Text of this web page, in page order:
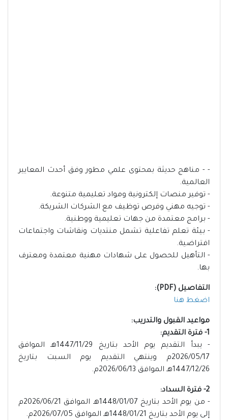
- - مناهج حديثة بمحتوى علمي مطور وفق أحدث المعايير
العالمية.
- توفير منصات إلكترونية ومواد تعليمية متنوعة.
- توجيه مهني وفرص توظيف مع الشركات الشريكة.
- برامج معتمدة من جهات تعليمية ووطنية.
- بيئة تعلم تفاعلية تشمل منتديات ونقاشات واجتماعات
افتراضية.
- التأهيل للحصول على شهادات مهنية معتمدة ومعترف
بها.
التفاصيل (PDF):
اضغط هنا
مواعيد القبول والتدريب:
1- فترة التقديم:
- يبدأ التقديم يوم الأحد بتاريخ 1447/11/29هـ الموافق
2026/05/17م وينتهي التقديم يوم السبت بتاريخ
1447/12/26هـ الموافق 2026/06/13م.
2- فترة السداد:
- من يوم الأحد بتاريخ 1448/01/07هـ الموافق 2026/06/21م
إلى يوم الأحد بتاريخ 1448/01/21هـ الموافق 2026/07/05م.